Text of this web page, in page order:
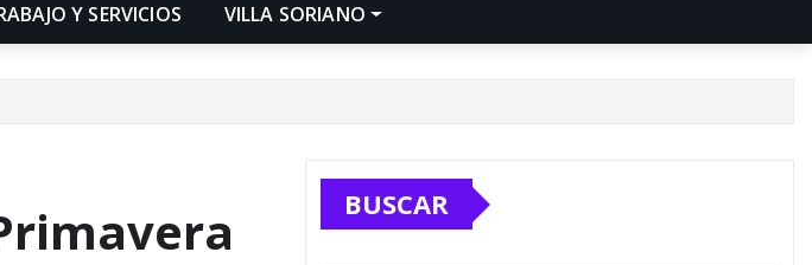
Y SERVICIOS VILLA SORIANO
BUSCAR